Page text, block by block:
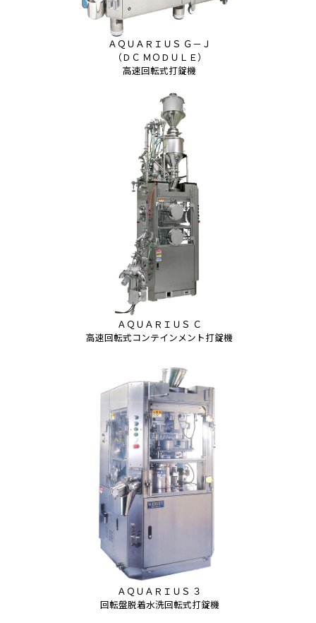
ＡＱＵＡＲＩＵＳ Ｇ－Ｊ
（ＤＣ ＭＯＤＵＬＥ）
高速回転式打錠機
ＡＱＵＡＲＩＵＳ Ｃ
高速回転式コンテインメント打錠機
ＡＱＵＡＲＩＵＳ ３
回転盤脱着水洗回転式打錠機